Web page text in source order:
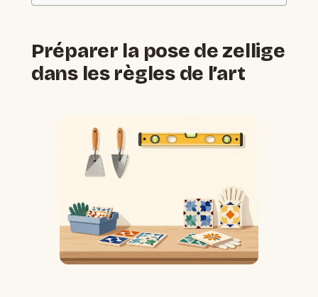
Préparer la pose de zellige
dans les règles de l’art